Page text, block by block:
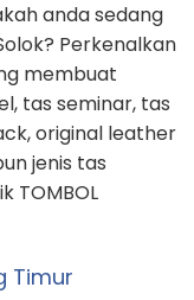
anda sedang
Perkenalkan
membuat
tas seminar, tas
original leather
jenis tas
TOMBOL
Timur